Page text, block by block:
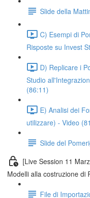
Slide della
C) Esempi di
Risposte su Invest
D) Replicare i
Studio
(86:11)
E) Analisi dei
utilizzare) - Video
Slide del
[Live Session 11
Modelli alla costruzione di
File di